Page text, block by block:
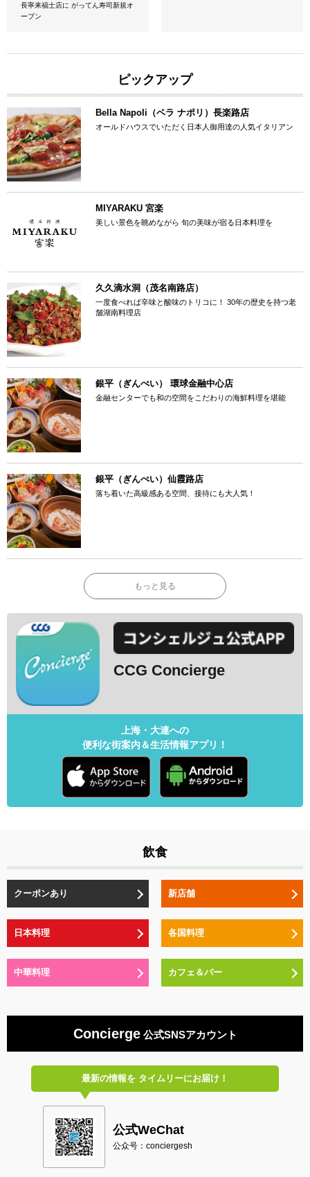
長寧来福士店に がってん寿司新規オ
ープン
ピックアップ
Bella Napoli（ベラ ナポリ）長楽路店
オールドハウスでいただく日本人御用達の人気イタリアン
MIYARAKU 宮楽
美しい景色を眺めながら 旬の美味が宿る日本料理を
久久滴水洞（茂名南路店）
一度食べれば辛味と酸味のトリコに！ 30年の歴史を持つ老
舗湖南料理店
銀平（ぎんぺい） 環球金融中心店
金融センターでも和の空間をこだわりの海鮮料理を堪能
銀平（ぎんぺい）仙霞路店
落ち着いた高級感ある空間、接待にも大人気！
もっと見る
CCG Concierge
上海・大連への
便利な街案内＆生活情報アプリ！
飲食
クーポンあり 新店舗
日本料理 各国料理
中華料理 カフェ＆バー
Concierge公式SNSアカウント
最新の情報をタイムリーにお届け！
公式WeChat
公众号：conciergesh